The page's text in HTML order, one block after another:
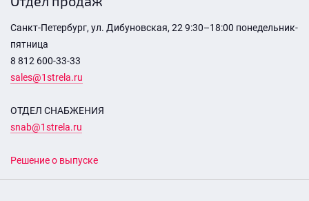
Санкт-Петербург, ул. Дибуновская, 22 9:30–18:00 понедельник-
пятница
8 812 600-33-33
sales@1strela.ru
ОТДЕЛ СНАБЖЕНИЯ
snab@1strela.ru
Решение о выпуске